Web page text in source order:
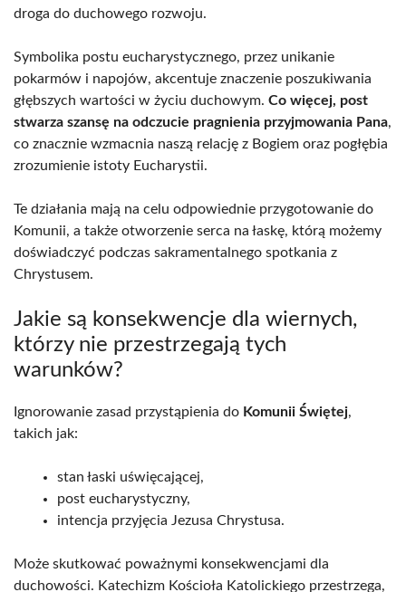
droga do duchowego rozwoju.
Symbolika postu eucharystycznego, przez unikanie
pokarmów i napojów, akcentuje znaczenie poszukiwania
głębszych wartości w życiu duchowym. Co więcej, post
stwarza szansę na odczucie pragnienia przyjmowania Pana,
co znacznie wzmacnia naszą relację z Bogiem oraz pogłębia
zrozumienie istoty Eucharystii.
Te działania mają na celu odpowiednie przygotowanie do
Komunii, a także otworzenie serca na łaskę, którą możemy
doświadczyć podczas sakramentalnego spotkania z
Chrystusem.
Jakie są konsekwencje dla wiernych,
którzy nie przestrzegają tych
warunków?
Ignorowanie zasad przystąpienia do Komunii Świętej,
takich jak:
stan łaski uświęcającej,
post eucharystyczny,
intencja przyjęcia Jezusa Chrystusa.
Może skutkować poważnymi konsekwencjami dla
duchowości. Katechizm Kościoła Katolickiego przestrzega,